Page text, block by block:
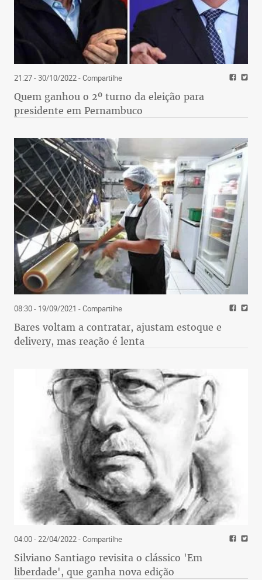
21:27 - 30/10/2022- Compartilhe
Quem ganhou o 2º turno da eleição para
presidente em Pernambuco
08:30 - 19/09/2021 - Compartilhe
Bares voltam a contratar, ajustam estoque e
delivery, mas reação é lenta
04:00 - 22/04/2022- Compartilhe
Silviano Santiago revisita o clássico 'Em
liberdade', que ganha nova edição